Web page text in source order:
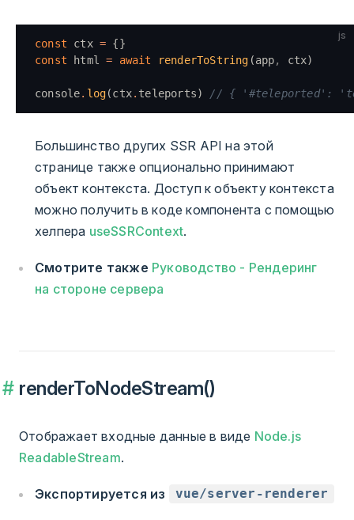
js
const ctx = {}
const html = await renderToString (app, ctx)
console. log(ctx. teleports) // { '#teleported':
Большинство других SSR API на этой
странице также опционально принимают
объект контекста. Доступ к объекту контекста
можно получить в коде компонента с помощью
хелпера useSSRContext.
Смотрите также Руководство - Рендеринг
на стороне сервера
renderToNodeStream()
Отображает входные данные в виде Node.js
ReadableStream.
Экспортируется из vue/server-renderer